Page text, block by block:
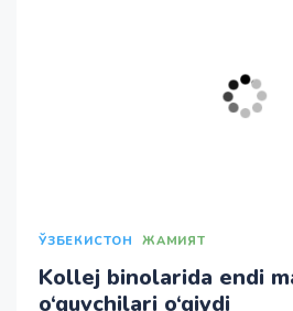
ЎЗБЕКИСТОН ЖАМИЯТ
Kollej binolarida endi
o‘quvchilari o‘qiydi